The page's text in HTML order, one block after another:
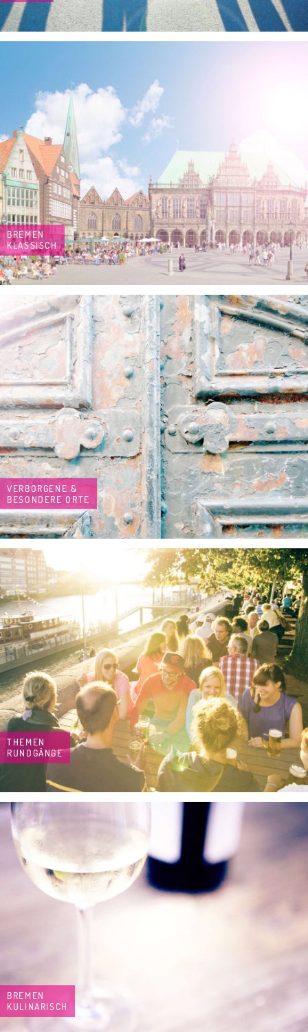
BREMEN
KLASSISCH
VERBORGENE &
BESONDERE ORTE
THEMEN
RUNDGÄNGE
BREMEN
KULINARISCH